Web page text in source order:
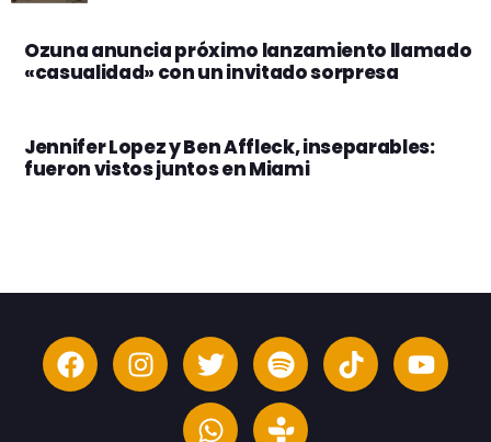
Ozuna anuncia próximo lanzamiento llamado
«casualidad» con un invitado sorpresa
Jennifer Lopez y Ben Affleck, inseparables:
fueron vistos juntos en Miami